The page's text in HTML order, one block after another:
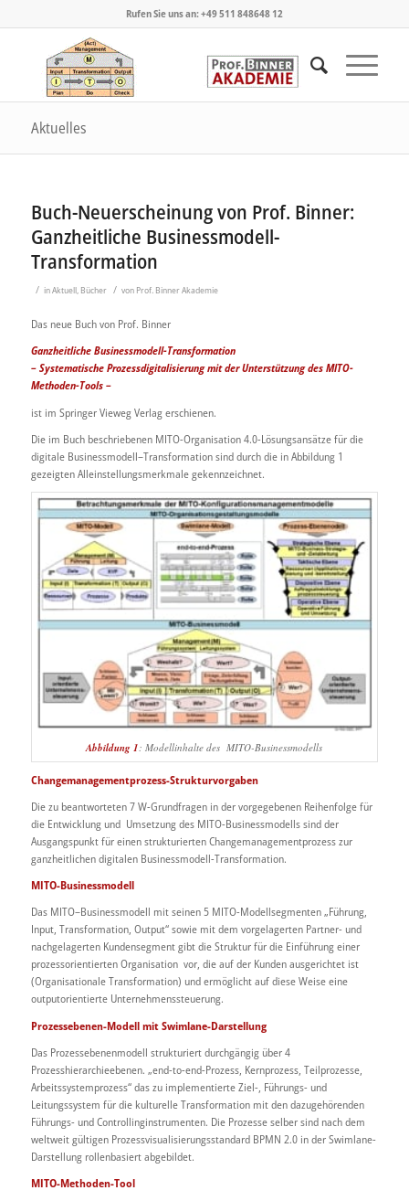
Rufen Sie uns an: +49 511 848648 12
Aktuelles
Buch-Neuerscheinung von Prof. Binner:
Ganzheitliche Businessmodell-
Transformation
/ inAktuell, Bücher / von Prof. Binner Akademie
Das neue Buch von Prof. Binner
Ganzheitliche Businessmodell-Transformation
–Systematische Prozessdigitalisierungmit der Unterstützung des MITO-
Methoden-Tools–
ist im Springer Vieweg Verlag erschienen.
Die im Buch beschriebenen MITO-Organisation 4.0-Lösungsansätze für die
digitale Businessmodell–Transformation sind durch die in Abbildung 1
gezeigten Alleinstellungsmerkmale gekennzeichnet.
Abbildung 1: Modellinhalte des MITO-Businessmodells
Changemanagementprozess-Strukturvorgaben
Die zu beantworteten 7 W-Grundfragen in der vorgegebenen Reihenfolge für
die Entwicklung und Umsetzung des MITO-Businessmodells sind der
Ausgangspunkt für einen strukturierten Changemanagementprozess zur
ganzheitlichen digitalen Businessmodell-Transformation.
MITO-Businessmodell
Das MITO–Businessmodell mit seinen 5 MITO-Modellsegmenten „Führung,
Input, Transformation, Output“ sowie mit dem vorgelagerten Partner- und
nachgelagerten Kundensegment gibt die Struktur für die Einführung einer
prozessorientierten Organisation vor, die auf der Kunden ausgerichtet ist
(Organisationale Transformation) und ermöglicht auf diese Weise eine
outputorientierte Unternehmenssteuerung.
Prozessebenen-Modell mit Swimlane-Darstellung
Das Prozessebenenmodell strukturiert durchgängig über 4
Prozesshierarchieebenen. „end-to-end-Prozess, Kernprozess, Teilprozesse,
Arbeitssystemprozess“ das zu implementierte Ziel-, Führungs- und
Leitungssystem für die kulturelle Transformation mit den dazugehörenden
Führungs- und Controllinginstrumenten. Die Prozesse selber sind nach dem
weltweit gültigen Prozessvisualisierungsstandard BPMN 2.0 in der Swimlane-
Darstellung rollenbasiert abgebildet.
MITO-Methoden-Tool